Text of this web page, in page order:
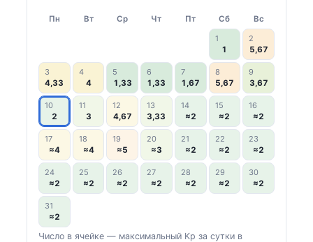
Пн Вт Ср Чт Пт Сб
Вс
1
1
2
5,67
3
4,33
4
4
5
1,33
6
1,33
7
1,67
8
5,67
9
3,67
10
2
11
3
12
4,67
13
3,33
14
≈2
15
≈2
16
≈2
17
≈4
18
≈4
19
≈5
20
≈3
21
≈2
22
≈2
23
≈2
24
≈2
25
≈2
26
≈2
27
≈2
28
≈2
29
≈2
30
≈2
31
≈2
Число в ячейке — максимальный Kp за сутки в